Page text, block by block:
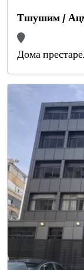
Тшушим /
Дома